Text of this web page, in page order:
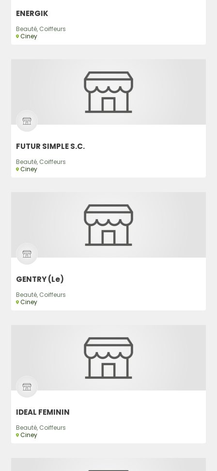
ENERGIK
Beauté, Coiffeurs
Ciney
FUTUR SIMPLE S.C.
Beauté, Coiffeurs
Ciney
GENTRY (Le)
Beauté, Coiffeurs
Ciney
IDEAL FEMININ
Beauté, Coiffeurs
Ciney